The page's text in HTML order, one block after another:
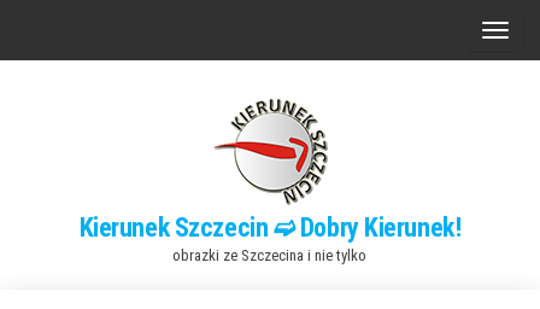
P
Kierunek Szczecin ➫ Dobry Kierunek!
obrazki ze Szczecina i nie tylko